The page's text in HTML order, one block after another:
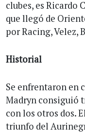
clubes, es Ricardo
que llegó de
por Racing, Velez,
Historial
Se enfrentaron en
Madryn consiguió
con los otros dos.
triunfo del